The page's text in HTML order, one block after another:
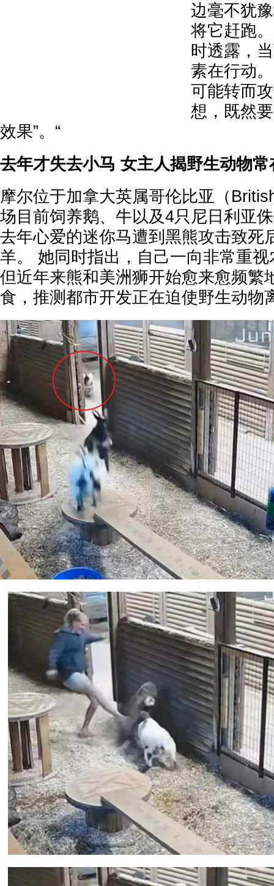
边毫不犹
将它赶跑
时透露，
素在行动
可能转而
想，既然
效果”。“
去年才失去小马 女主人揭野生动物
摩尔位于加拿大英属哥伦比亚（
场目前饲养鹅、牛以及4只尼日利亚
去年心爱的迷你马遭到黑熊攻击致死
羊。 她同时指出，自己一向非常重
但近年来熊和美洲狮开始愈来愈频繁
食，推测都市开发正在迫使野生动物